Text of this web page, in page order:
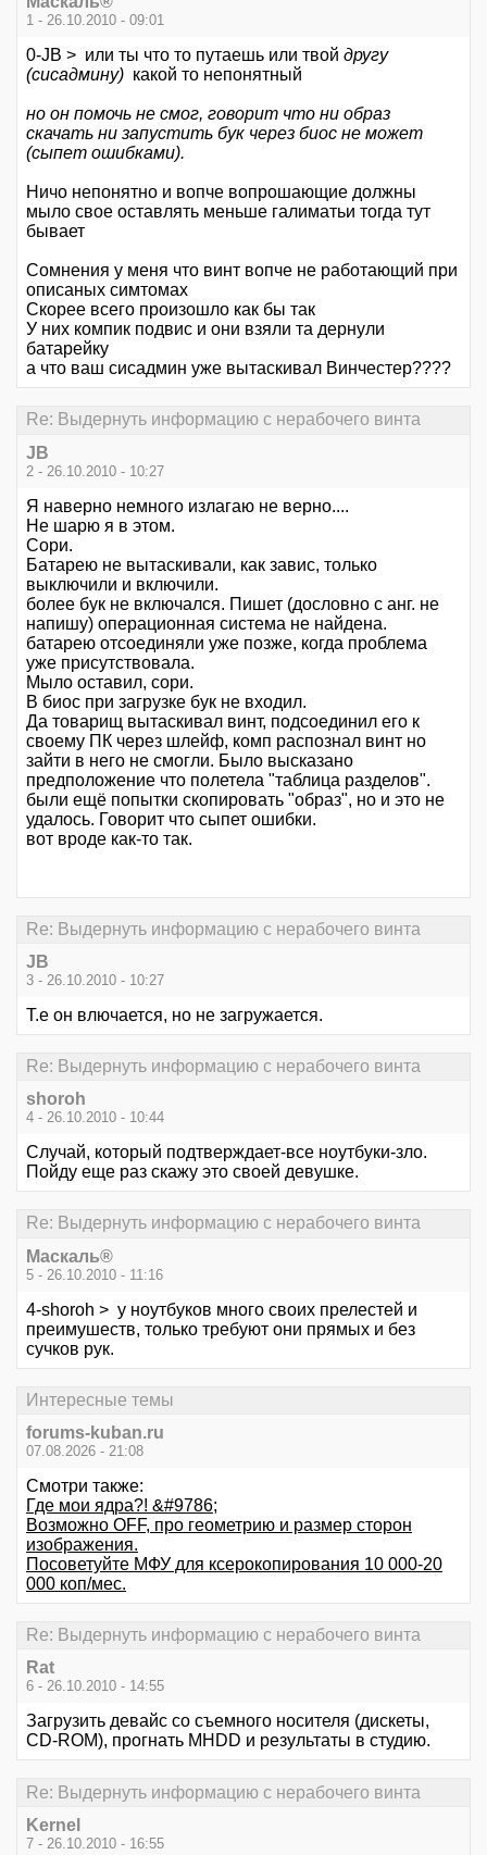
1 - 26.10.2010 - 09:01
0-JB > или ты что то путаешь или твой другу
(сисадмину) какой то непонятный
но он помочь не смог, говорит что ни образ
скачать ни запустить бук через биос не может
(сыпет ошибками).
Ничо непонятно и вопче вопрошающие должны
мыло свое оставлять меньше галиматьи тогда тут
бывает
Сомнения у меня что винт вопче не работающий при
описаных симтомах
Скорее всего произошло как бы так
У них компик подвис и они взяли та дернули
батарейку
а что ваш сисадмин уже вытаскивал Винчестер????
Re: Выдернуть информацию с нерабочего винта
JB
2 - 26.10.2010 - 10:27
Я наверно немного излагаю не верно....
Не шарю я в этом.
Сори.
Батарею не вытаскивали, как завис, только
выключили и включили.
более бук не включался. Пишет (дословно с анг. не
напишу) операционная система не найдена.
батарею отсоединяли уже позже, когда проблема
уже присутствовала.
Мыло оставил, сори.
В биос при загрузке бук не входил.
Да товарищ вытаскивал винт, подсоединил его к
своему ПК через шлейф, комп распознал винт но
зайти в него не смогли. Было высказано
предположение что полетела "таблица разделов".
были ещё попытки скопировать "образ", но и это не
удалось. Говорит что сыпет ошибки.
вот вроде как-то так.
Re: Выдернуть информацию с нерабочего винта
JB
3 - 26.10.2010 - 10:27
Т.е он влючается, но не загружается.
Re: Выдернуть информацию с нерабочего винта
shoroh
4 - 26.10.2010 - 10:44
Случай, который подтверждает-все ноутбуки-зло.
Пойду еще раз скажу это своей девушке.
Re: Выдернуть информацию с нерабочего винта
Маскаль®
5 - 26.10.2010 - 11:16
4-shoroh > у ноутбуков много своих прелестей и
преимушеств, только требуют они прямых и без
сучков рук.
Интересные темы
forums-kuban.ru
07.08.2026 - 21:08
Смотри также:
Где мои ядра?! &#9786;
Возможно OFF, про геометрию и размер сторон
изображения.
Посоветуйте МФУ для ксерокопирования 10 000-20
000 коп/мес.
Re: Выдернуть информацию с нерабочего винта
Rat
6 - 26.10.2010 - 14:55
Загрузить девайс со съемного носителя (дискеты,
CD-ROM), прогнать MHDD и результаты в студию.
Re: Выдернуть информацию с нерабочего винта
Kernel
7 - 26.10.2010 - 16:55